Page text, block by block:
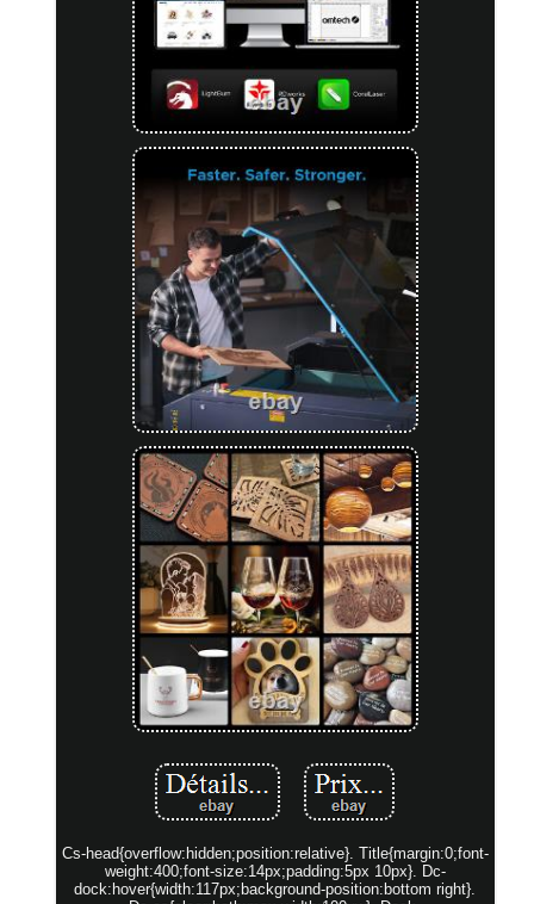
Cs-head{overflow:hidden;position:relative}. Title{margin:0;font-
weight:400;font-size:14px;padding:5px 10px}. Dc-
dock:hover{width:117px;background-position:bottom right}.